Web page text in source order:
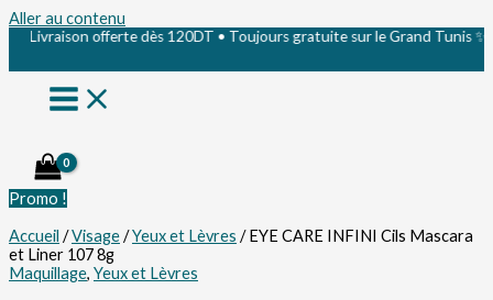
Aller au contenu
Livraison offerte dès 120DT • Toujours gratuite sur le Grand Tunis ✨
Promo !
Accueil /Visage/Yeux et Lèvres / EYE CARE INFINI Cils Mascara
et Liner 107 8g
Maquillage, Yeux et Lèvres